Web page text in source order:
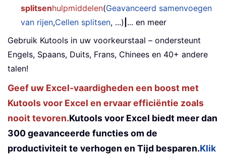
splitsenhulpmiddelen(Geavanceerd samenvoegen
van rijen,Cellen splitsen, ...) ... en meer
Gebruik Kutools in uw voorkeurstaal – ondersteunt
Engels, Spaans, Duits, Frans, Chinees en 40+ andere
talen!
Geef uw Excel-vaardigheden een boost met
Kutools voor Excel en ervaar efficiëntie zoals
nooit tevoren.Kutools voor Excel biedt meer dan
300 geavanceerde functies om de
productiviteit te verhogen en Tijd besparen.Klik